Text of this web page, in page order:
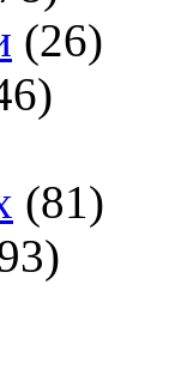
(26)
(81)